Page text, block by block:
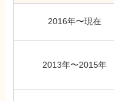
2016年〜現在
2013年〜2015年